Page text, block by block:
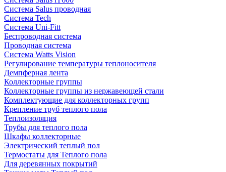
Система Salus проводная
Система Tech
Система Uni-Fitt
Беспроводная система
Проводная система
Система Watts Vision
Регулирование температуры теплоносителя
Демпферная лента
Коллекторные группы
Коллекторные группы из нержавеющей стали
Комплектующие для коллекторных групп
Крепление труб теплого пола
Теплоизоляция
Трубы для теплого пола
Шкафы коллекторные
Электрический теплый пол
Термостаты для Теплого пола
Для деревянных покрытий